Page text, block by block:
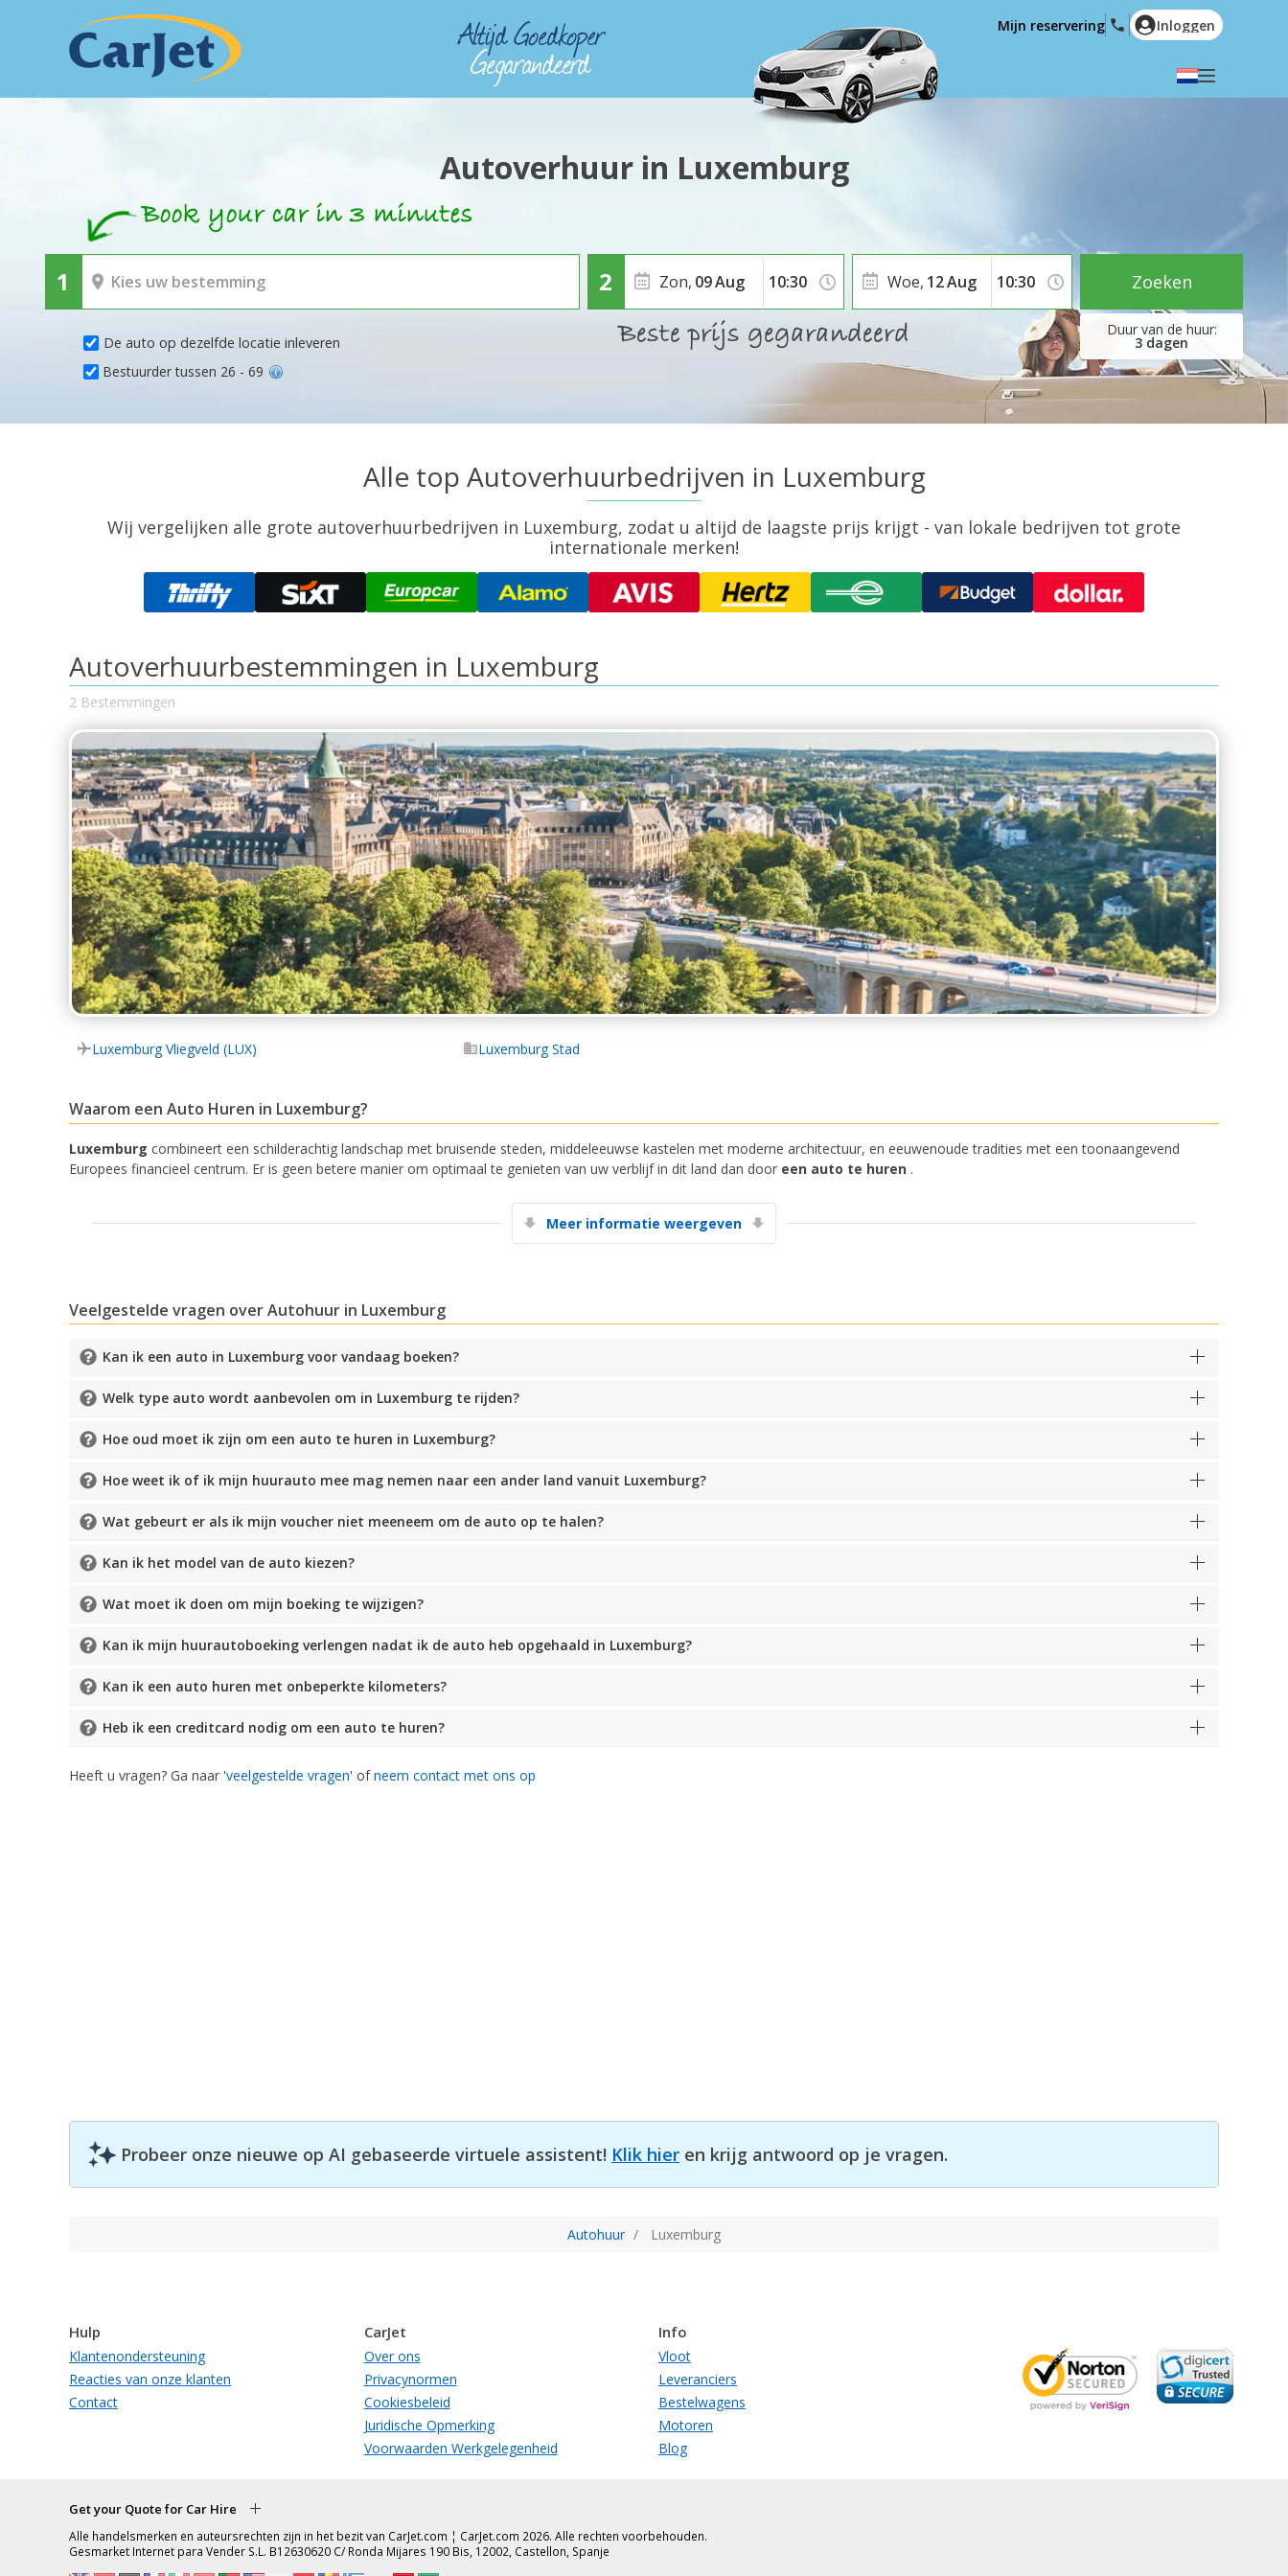
Topbesparingen
Krijg toegang tot exclusieve
partneraanbiedingen
Inloggen met eLink
English (US)
Polski
Română
Ελληνικά
Hrvatski
العربية
Mijn reservering Inloggen
Autoverhuur in Luxemburg
De auto op dezelfde locatie inleveren
Zon, 09Aug
3 dagen
Woe, 12Aug
Bestuurder tussen 26 - 69
Zoeken
Alle top Autoverhuurbedrijven in Luxemburg
Wij vergelijken alle grote autoverhuurbedrijven in Luxemburg, zodat u altijd de laagste prijs krijgt - van lokale bedrijven tot grote
internationale merken!
Autoverhuurbestemmingen in Luxemburg
2 Bestemmingen
Luxemburg Vliegveld (LUX) Luxemburg Stad
Waarom een Auto Huren in Luxemburg?
Luxemburg combineert een schilderachtig landschap met bruisende steden, middeleeuwse kastelen met moderne architectuur, en eeuwenoude tradities met een toonaangevend
Europees financieel centrum. Er is geen betere manier om optimaal te genieten van uw verblijf in dit land dan door een auto te huren .
Meer informatie weergeven
Veelgestelde vragen over Autohuur in Luxemburg
Kan ik een auto in Luxemburg voor vandaag boeken?
Welk type auto wordt aanbevolen om in Luxemburg te rijden?
Hoe oud moet ik zijn om een auto te huren in Luxemburg?
Hoe weet ik of ik mijn huurauto mee mag nemen naar een ander land vanuit Luxemburg?
Wat gebeurt er als ik mijn voucher niet meeneem om de auto op te halen?
Kan ik het model van de auto kiezen?
Wat moet ik doen om mijn boeking te wijzigen?
Kan ik mijn huurautoboeking verlengen nadat ik de auto heb opgehaald in Luxemburg?
Kan ik een auto huren met onbeperkte kilometers?
Heb ik een creditcard nodig om een auto te huren?
Heeft u vragen? Ga naar 'veelgestelde vragen' ofneem contact met ons op
Probeer onze nieuwe op AI gebaseerde virtuele assistent! Klik hier en krijg antwoord op je vragen.
Autohuur Luxemburg
Hulp
Klantenondersteuning
Reacties van onze klanten
Contact
CarJet
Over ons
Privacynormen
Cookiesbeleid
Juridische Opmerking
Voorwaarden Werkgelegenheid
Info
Vloot
Leveranciers
Bestelwagens
Motoren
Blog
Get your Quote for Car Hire
Alle handelsmerken en auteursrechten zijn in het bezit van CarJet.com ¦ CarJet.com 2026. Alle rechten voorbehouden.
Gesmarket Internet para Vender S.L. B12630620 C/ Ronda Mijares 190 Bis, 12002, Castellon, Spanje